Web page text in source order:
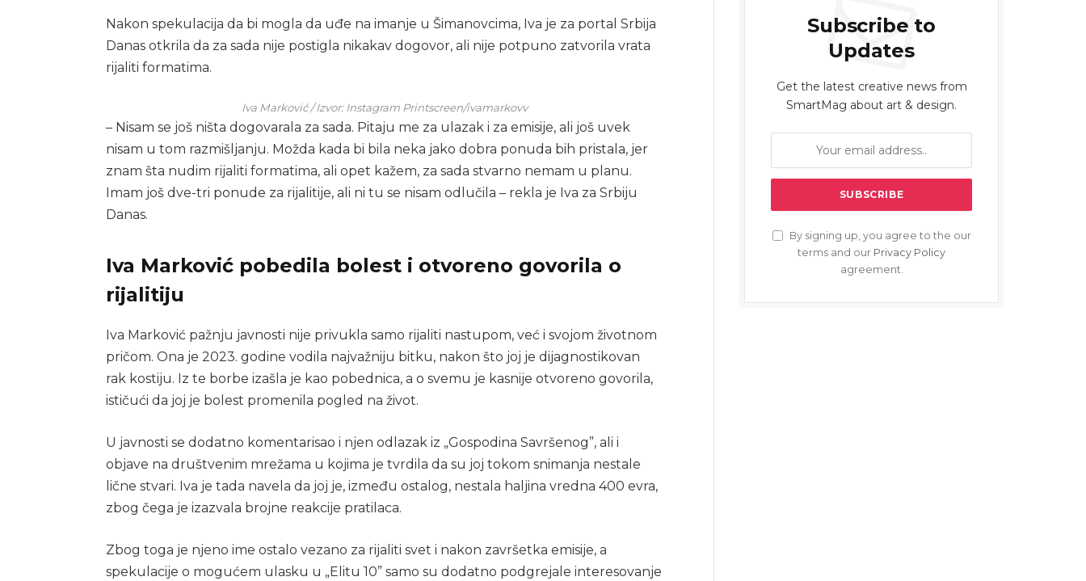
Nakon spekulacija da bi mogla da uđe na imanje u Šimanovcima, Iva je za portal Srbija
Danas otkrila da za sada nije postigla nikakav dogovor, ali nije potpuno zatvorila vrata
rijaliti formatima.
Iva Marković / Izvor: Instagram Printscreen/ivamarkovv
– Nisam se još ništa dogovarala za sada. Pitaju me za ulazak i za emisije, ali još uvek
nisam u tom razmišljanju. Možda kada bi bila neka jako dobra ponuda bih pristala, jer
znam šta nudim rijaliti formatima, ali opet kažem, za sada stvarno nemam u planu.
Imam još dve-tri ponude za rijalitije, ali ni tu se nisam odlučila – rekla je Iva za Srbiju
Danas.
Iva Marković pobedila bolest i otvoreno govorila o
rijalitiju
Iva Marković pažnju javnosti nije privukla samo rijaliti nastupom, već i svojom životnom
pričom. Ona je 2023. godine vodila najvažniju bitku, nakon što joj je dijagnostikovan
rak kostiju. Iz te borbe izašla je kao pobednica, a o svemu je kasnije otvoreno govorila,
ističući da joj je bolest promenila pogled na život.
U javnosti se dodatno komentarisao i njen odlazak iz „Gospodina Savršenog”, ali i
objave na društvenim mrežama u kojima je tvrdila da su joj tokom snimanja nestale
lične stvari. Iva je tada navela da joj je, između ostalog, nestala haljina vredna 400 evra,
zbog čega je izazvala brojne reakcije pratilaca.
Zbog toga je njeno ime ostalo vezano za rijaliti svet i nakon završetka emisije, a
spekulacije o mogućem ulasku u „Elitu 10” samo su dodatno podgrejale interesovanje
Subscribe to
Updates
Get the latest creative news from
SmartMag about art & design.
By signing up, you agree to the our
terms and our Privacy Policy
agreement.